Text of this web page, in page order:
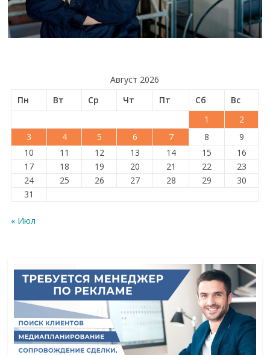
Август 2026
Пн
Вт Ср Чт Пт Сб
Вс
1
2
3
4 5 6 7 8
9
10
11 12 13 14 15
16
17
18 19 20 21 22
23
24
25 26 27 28 29
30
31
« Июл